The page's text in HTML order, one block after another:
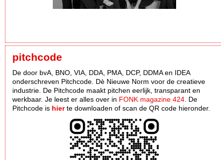
pitchcode
De door bvA, BNO, VIA, DDA, PMA, DCP, DDMA en IDEA
onderschreven Pitchcode. Dè Nieuwe Norm voor de creatieve
industrie. De Pitchcode maakt pitchen eerlijk, transparant en
werkbaar. Je leest er alles over in FONK magazine 424 . De
Pitchcode is hierte downloaden of scan de QR code hieronder.